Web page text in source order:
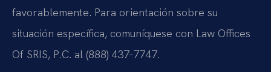
favorablemente. Para orientación sobre su
situación específica, comuníquese con Law Offices
Of SRIS, P.C. al (888) 437-7747.